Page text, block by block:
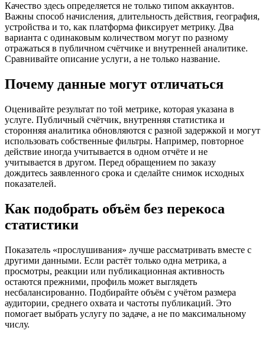
Качество здесь определяется не только типом аккаунтов.
Важны способ начисления, длительность действия, география,
устройства и то, как платформа фиксирует метрику. Два
варианта с одинаковым количеством могут по разному
отражаться в публичном счётчике и внутренней аналитике.
Сравнивайте описание услуги, а не только название.
Почему данные могут отличаться
Оценивайте результат по той метрике, которая указана в
услуге. Публичный счётчик, внутренняя статистика и
сторонняя аналитика обновляются с разной задержкой и могут
использовать собственные фильтры. Например, повторное
действие иногда учитывается в одном отчёте и не
учитывается в другом. Перед обращением по заказу
дождитесь заявленного срока и сделайте снимок исходных
показателей.
Как подобрать объём без перекоса
статистики
Показатель «прослушивания» лучше рассматривать вместе с
другими данными. Если растёт только одна метрика, а
просмотры, реакции или публикационная активность
остаются прежними, профиль может выглядеть
несбалансированно. Подбирайте объём с учётом размера
аудитории, среднего охвата и частоты публикаций. Это
помогает выбрать услугу по задаче, а не по максимальному
числу.